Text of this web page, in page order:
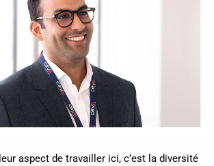
aspect de travailler ici, c’est la diversité